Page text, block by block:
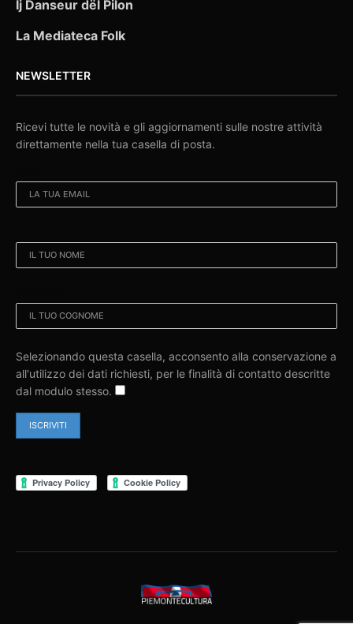
Ij Danseur dël Pilon
La Mediateca Folk
NEWSLETTER
Ricevi tutte le novità e gli aggiornamenti sulle nostre attività
direttamente nella tua casella di posta.
Selezionando questa casella, acconsento alla conservazione a
all'utilizzo dei dati richiesti, per le finalità di contatto descritte
dal modulo stesso.